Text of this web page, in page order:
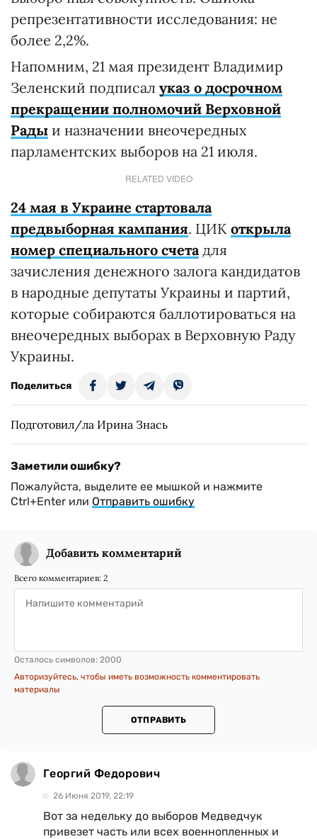
репрезентативности исследования: не
более 2,2%.
Напомним, 21 мая президент Владимир
Зеленский подписал указ о досрочном
прекращении полномочий Верховной
Рады и назначении внеочередных
парламентских выборов на 21 июля.
RELATED VIDEO
24 мая в Украине стартовала
предвыборная кампания. ЦИК открыла
номер специального счета для
зачисления денежного залога кандидатов
в народные депутаты Украины и партий,
которые собираются баллотироваться на
внеочередных выборах в Верховную Раду
Украины.
Поделиться
Подготовил/ла Ирина Знась
Заметили ошибку?
Пожалуйста, выделите ее мышкой и нажмите
Ctrl+Enter или Отправить ошибку
Добавить комментарий
Всего комментариев: 2
Осталось символов: 2000
Авторизуйтесь, чтобы иметь возможность комментировать
материалы
ОТПРАВИТЬ
Георгий Федорович
26 Июня 2019, 22:19
Вот за недельку до выборов Медведчук
привезет часть или всех военнопленных и